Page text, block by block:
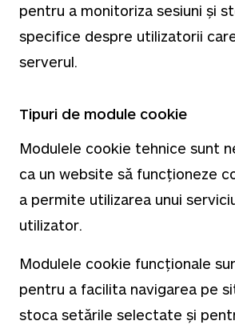
pentru a monitoriza sesiuni și
specifice despre utilizatorii
serverul.
Tipuri de module cookie
Modulele cookie tehnice sunt
ca un website să funcționeze
a permite utilizarea unui
utilizator.
Modulele cookie funcționale
pentru a facilita navigarea pe
stoca setările selectate și